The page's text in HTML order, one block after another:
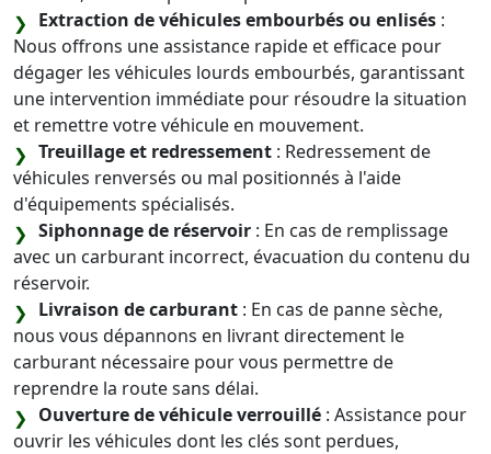
Extraction de véhicules embourbés ou enlisés :
Nous offrons une assistance rapide et efficace pour
dégager les véhicules lourds embourbés, garantissant
une intervention immédiate pour résoudre la situation
et remettre votre véhicule en mouvement.
Treuillage et redressement : Redressement de
véhicules renversés ou mal positionnés à l'aide
d'équipements spécialisés.
Siphonnage de réservoir : En cas de remplissage
avec un carburant incorrect, évacuation du contenu du
réservoir.
Livraison de carburant : En cas de panne sèche,
nous vous dépannons en livrant directement le
carburant nécessaire pour vous permettre de
reprendre la route sans délai.
Ouverture de véhicule verrouillé : Assistance pour
ouvrir les véhicules dont les clés sont perdues,